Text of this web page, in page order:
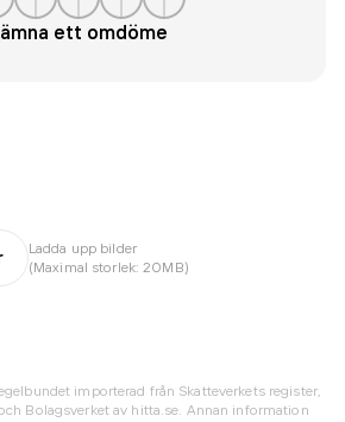
ett omdöme
Ladda upp bilder
(Maximal storlek: 20MB)
importerad från Skatteverkets register,
Bolagsverket av hitta.se. Annan information